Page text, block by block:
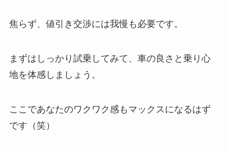
焦らず、値引き交渉には我慢も必要です。
まずはしっかり試乗してみて、車の良さと乗り心
地を体感しましょう。
ここであなたのワクワク感もマックスになるはず
です（笑）